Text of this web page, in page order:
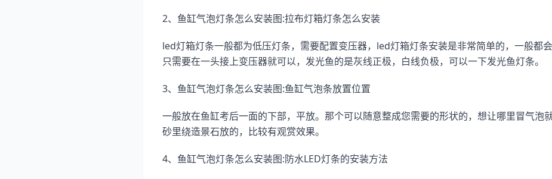
2、鱼缸气泡灯条怎么安装图:拉布灯箱灯条怎么安装
led灯箱灯条一般都为低压灯条，需要配置变压器，led灯箱灯条安装是非常简单的，一般都会
只需要在一头接上变压器就可以，发光鱼的是灰线正极，白线负极，可以一下发光鱼灯条。
3、鱼缸气泡灯条怎么安装图:鱼缸气泡条放置位置
一般放在鱼缸考后一面的下部，平放。那个可以随意整成您需要的形状的，想让哪里冒气泡
砂里绕造景石放的，比较有观赏效果。
4、鱼缸气泡灯条怎么安装图:防水LED灯条的安装方法